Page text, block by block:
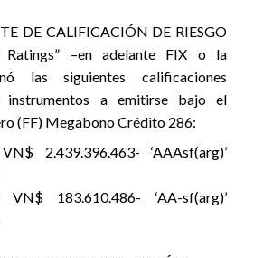
DE CALIFICACIÓN DE RIESGO
–en adelante FIX o la
las siguientes calificaciones
instrumentos a emitirse bajo el
(FF) Megabono Crédito 286:
2.439.396.463- ‘AAAsf(arg)’
183.610.486- ‘AA-sf(arg)’